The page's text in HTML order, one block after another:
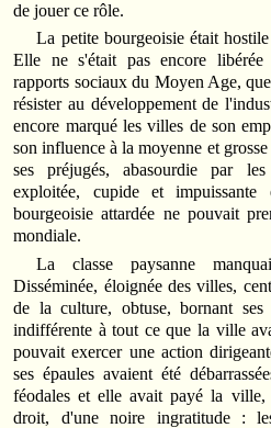
de jouer ce rôle.
La petite bourgeoisie était
Elle ne s'était pas encore libérée
rapports sociaux du Moyen Age,
résister au développement de
encore marqué les villes de son
son influence à la moyenne et
ses préjugés, abasourdie par
exploitée, cupide et
bourgeoisie attardée ne pouvait
mondiale.
La classe paysanne
Disséminée, éloignée des villes,
de la culture, obtuse, bornant
indifférente à tout ce que la ville
pouvait exercer une action
ses épaules avaient été
féodales et elle avait payé la
droit, d'une noire ingratitude :